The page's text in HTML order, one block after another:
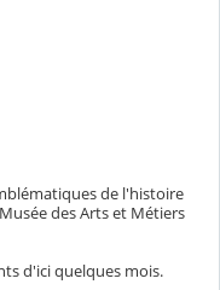
de l'histoire
des Arts et Métiers
d'ici quelques mois.